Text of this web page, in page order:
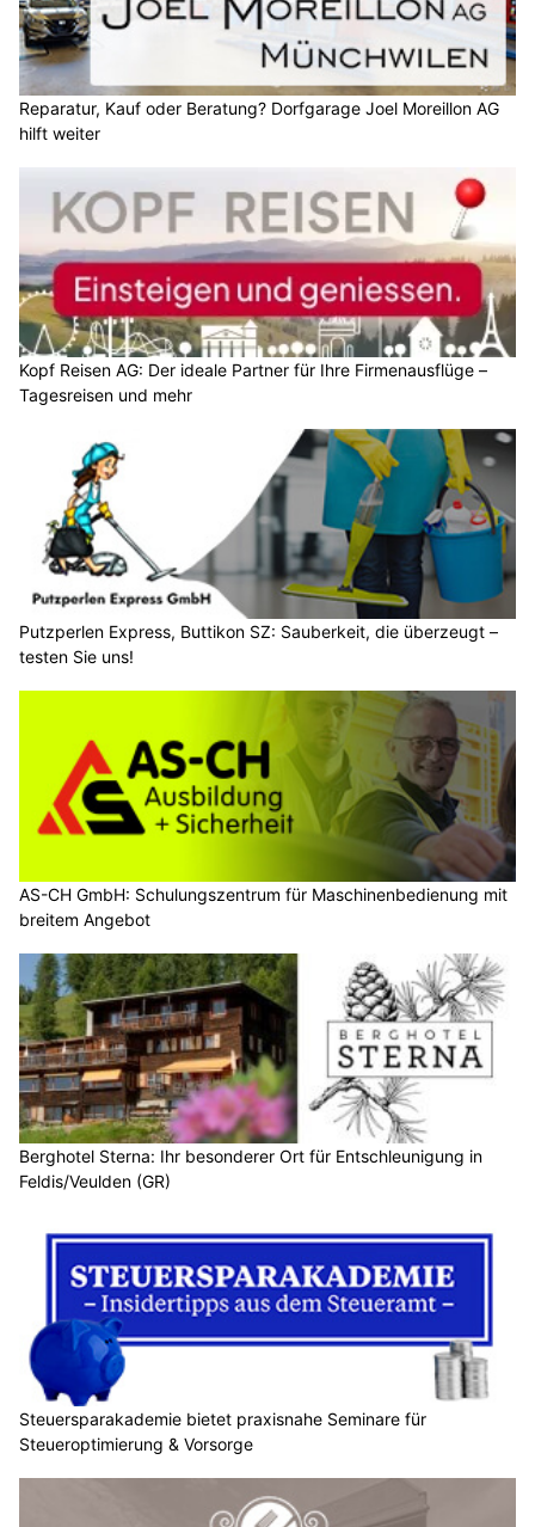
Reparatur, Kauf oder Beratung? Dorfgarage Joel Moreillon AG
hilft weiter
Kopf Reisen AG: Der ideale Partner für Ihre Firmenausflüge –
Tagesreisen und mehr
Putzperlen Express, Buttikon SZ: Sauberkeit, die überzeugt –
testen Sie uns!
AS-CH GmbH: Schulungszentrum für Maschinenbedienung mit
breitem Angebot
Berghotel Sterna: Ihr besonderer Ort für Entschleunigung in
Feldis/Veulden (GR)
Steuersparakademie bietet praxisnahe Seminare für
Steueroptimierung & Vorsorge